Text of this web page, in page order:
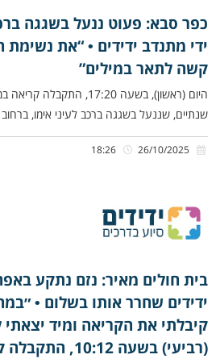
כפר סבא: פעוט ננעל בשגגה
ידי מתנדב ידידים • “את
קשה לתאר במילים”
היום (ראשון), בשעה 17:20,
שנתיים, שננעל בשגגה ברכב לעיני אימו,
בית חולים מאיר: נזם נתקע
ידידים שחרר אותו בשלום •
קיבלתי את הקריאה ומיד יצאתי
(רביעי) בשעה